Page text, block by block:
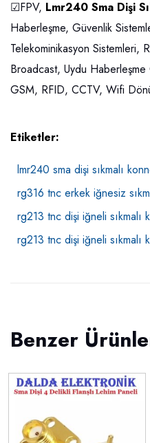
☑FPV, Lmr240 Sma Dişi
Haberleşme, Güvenlik
Telekominikasyon Sistemleri,
Broadcast, Uydu Haberleşme
GSM, RFID, CCTV, Wifi
Etiketler:
lmr240 sma dişi sıkmalı
rg316 tnc erkek iğnesiz
rg213 tnc dişi iğneli sıkmalı
rg213 tnc dişi iğneli sıkmalı
Benzer